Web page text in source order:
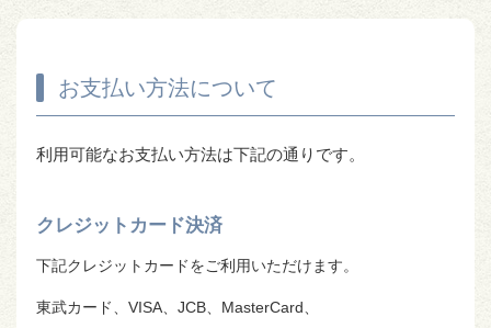
お支払い方法について
利用可能なお支払い方法は下記の通りです。
クレジットカード決済
下記クレジットカードをご利用いただけます。
東武カード、VISA、JCB、MasterCard、